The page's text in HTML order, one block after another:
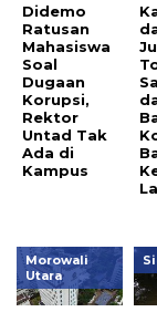
Didemo
Ratusan
Mahasiswa
Soal
Dugaan
Korupsi,
Rektor
Untad Tak
Ada di
Kampus
Morowali
Utara